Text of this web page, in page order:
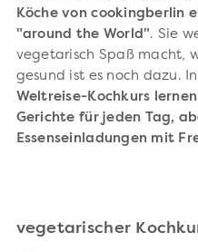
Köche von cookingberlin
"around the World". Sie
vegetarisch Spaß macht,
gesund ist es noch dazu.
Weltreise-Kochkurs
Gerichte für jeden Tag,
Essenseinladungen mit
vegetarischer